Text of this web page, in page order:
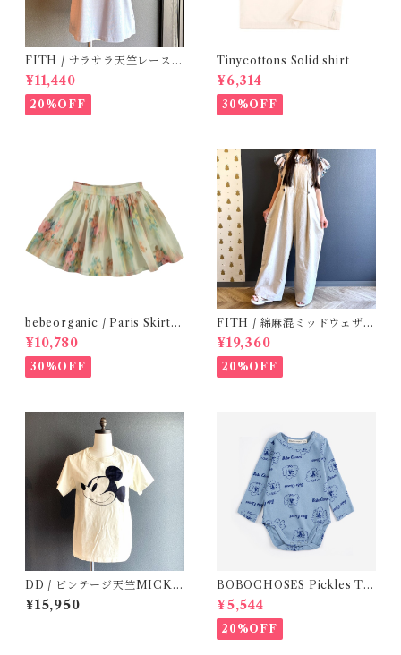
FITH / サラサラ天竺レースT
シャツ (BL) / 145・155
¥11,440
20%OFF
Tinycottons Solid shirt
¥6,314
30%OFF
bebeorganic / Paris Skirt
Nostalgic Florals (10・12y)
¥10,780
30%OFF
FITH / 綿麻混ミッドウェザー
サロペット(OM) / Size 1・2
¥19,360
20%OFF
DD / ビンテージ天竺MICKE
YTee (1・2 )
¥15,950
BOBOCHOSES Pickles Th
e Dog all over body /9-12
m
¥5,544
20%OFF